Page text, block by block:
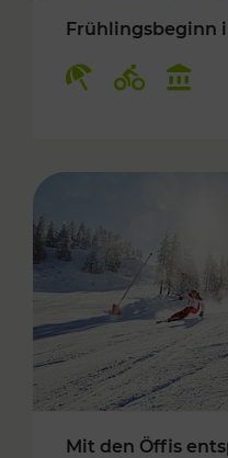
Frühlingsbeginn
Mit den Öffis